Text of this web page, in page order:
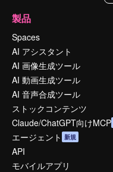
製品
Spaces
AI アシスタント
AI 画像生成ツール
AI 動画生成ツール
AI 音声合成ツール
ストックコンテンツ
Claude/ChatGPT向けMCP
エージェント 新規
API
モバイルアプリ